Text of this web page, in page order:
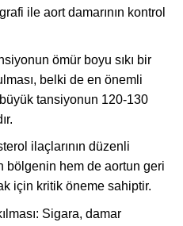
ile aort damarının kontrol
ömür boyu sıkı bir
belki de en önemli
tansiyonun 120-130
ilaçlarının düzenli
bölgenin hem de aortun geri
için kritik öneme sahiptir.
Sigara, damar